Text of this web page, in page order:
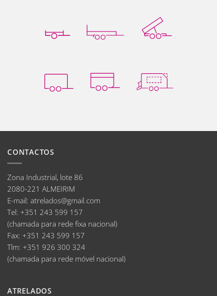
CONTACTOS
Zona Industrial, lote 86
2080-221 ALMEIRIM
E-mail: atrelados@gmail.com
Tel: +351 243 599 157
(chamada para rede fixa nacional)
Fax: +351 243 599 157
Tlm: +351 926 300 324
(chamada para rede móvel nacional)
ATRELADOS